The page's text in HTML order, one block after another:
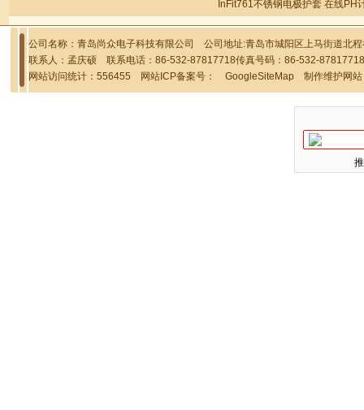
InFit761不锈钢电极护套 在线PH
公司名称：青岛尚众电子科技有限公司 公司地址:青岛市城阳区上马街道北
联系人：孟庆硕 联系电话：86-532-87817718传真号码：86-532-
网站访问统计：556455 网站ICP备案号： GoogleSiteMap 制作维护网站